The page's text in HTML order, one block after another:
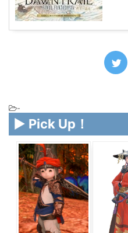
-
▶ Pick Up！